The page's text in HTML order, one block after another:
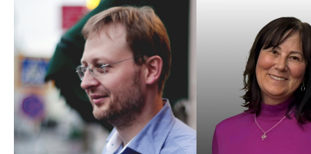
в интерактивных группах,
с профессиональными
преподавателями
Выбрать группу